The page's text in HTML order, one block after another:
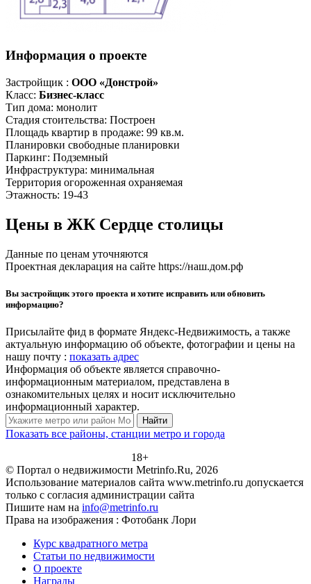
Информация о проекте
Застройщик : ООО «Донстрой»
Класс: Бизнес-класс
Тип дома: монолит
Стадия стоительства: Построен
Площадь квартир в продаже: 99 кв.м.
Планировки свободные планировки
Паркинг: Подземный
Инфраструктура: минимальная
Территория огороженная охраняемая
Этажность: 19-43
Цены в ЖК Сердце столицы
Данные по ценам уточняются
Проектная декларация на сайте https://наш.дом.рф
Вы застройщик этого проекта и хотите исправить или обновить
информацию?
Присылайте фид в формате Яндекс-Недвижимость, а также
актуальную информацию об объекте, фотографии и цены на
нашу почту : показать адрес
Информация об объекте является справочно-
информационным материалом, представлена в
ознакомительных целях и носит исключительно
информационный характер.
Найти
Показать все районы, станции метро и города
18+
© Портал о недвижимости Metrinfo.Ru, 2026
Использование материалов сайта www.metrinfo.ru допускается
только с согласия администрации сайта
Пишите нам на info@metrinfo.ru
Права на изображения : Фотобанк Лори
Курс квадратного метра
Статьи по недвижимости
О проекте
Награды